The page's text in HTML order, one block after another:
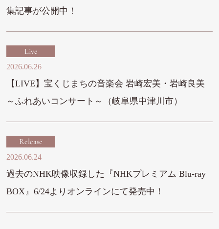
集記事が公開中！
Live
2026.06.26
【LIVE】宝くじまちの音楽会 岩崎宏美・岩崎良美
～ふれあいコンサート～（岐阜県中津川市）
Release
2026.06.24
過去のNHK映像収録した『NHKプレミアム Blu-ray
BOX』6/24よりオンラインにて発売中！